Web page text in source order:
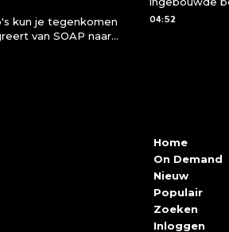
kun je tegenkomen
van SOAP naar
processen
04:52
Home
On Demand
Nieuw
Populair
Zoeken
Inloggen